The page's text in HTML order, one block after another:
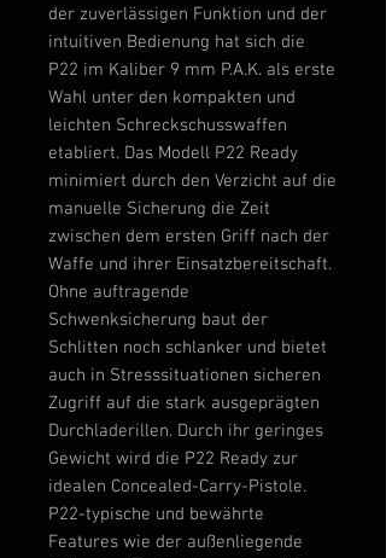
der zuverlässigen Funktion und der
intuitiven Bedienung hat sich die
P22 im Kaliber 9 mm P.A.K. als erste
Wahl unter den kompakten und
leichten Schreckschusswaffen
etabliert. Das Modell P22 Ready
minimiert durch den Verzicht auf die
manuelle Sicherung die Zeit
zwischen dem ersten Griff nach der
Waffe und ihrer Einsatzbereitschaft.
Ohne auftragende
Schwenksicherung baut der
Schlitten noch schlanker und bietet
auch in Stresssituationen sicheren
Zugriff auf die stark ausgeprägten
Durchladerillen. Durch ihr geringes
Gewicht wird die P22 Ready zur
idealen Concealed-Carry-Pistole.
P22-typische und bewährte
Features wie der außenliegende